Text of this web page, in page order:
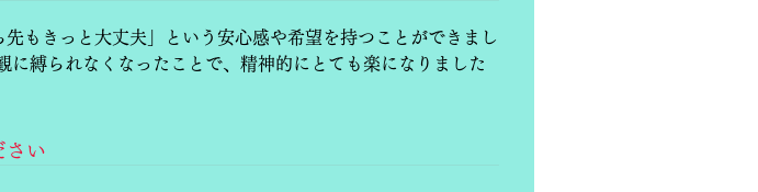
もきっと大丈夫」という安心感や希望を持つことができまし
縛られなくなったことで、精神的にとても楽になりました
さい